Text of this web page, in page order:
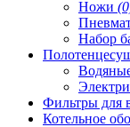
Ножи
Набор
Фильтры для
Котельное